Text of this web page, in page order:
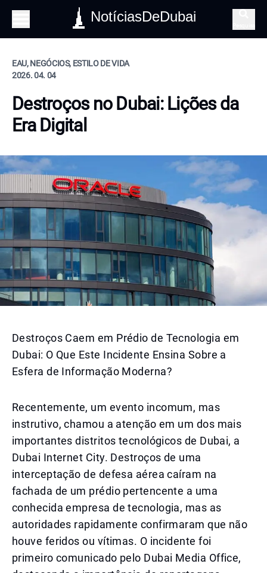
NotíciasDeDubai
EAU, NEGÓCIOS, ESTILO DE VIDA
2026. 04. 04
Destroços no Dubai: Lições da
Era Digital
Destroços Caem em Prédio de Tecnologia em
Dubai: O Que Este Incidente Ensina Sobre a
Esfera de Informação Moderna?
Recentemente, um evento incomum, mas
instrutivo, chamou a atenção em um dos mais
importantes distritos tecnológicos de Dubai, a
Dubai Internet City. Destroços de uma
interceptação de defesa aérea caíram na
fachada de um prédio pertencente a uma
conhecida empresa de tecnologia, mas as
autoridades rapidamente confirmaram que não
houve feridos ou vítimas. O incidente foi
primeiro comunicado pelo Dubai Media Office,